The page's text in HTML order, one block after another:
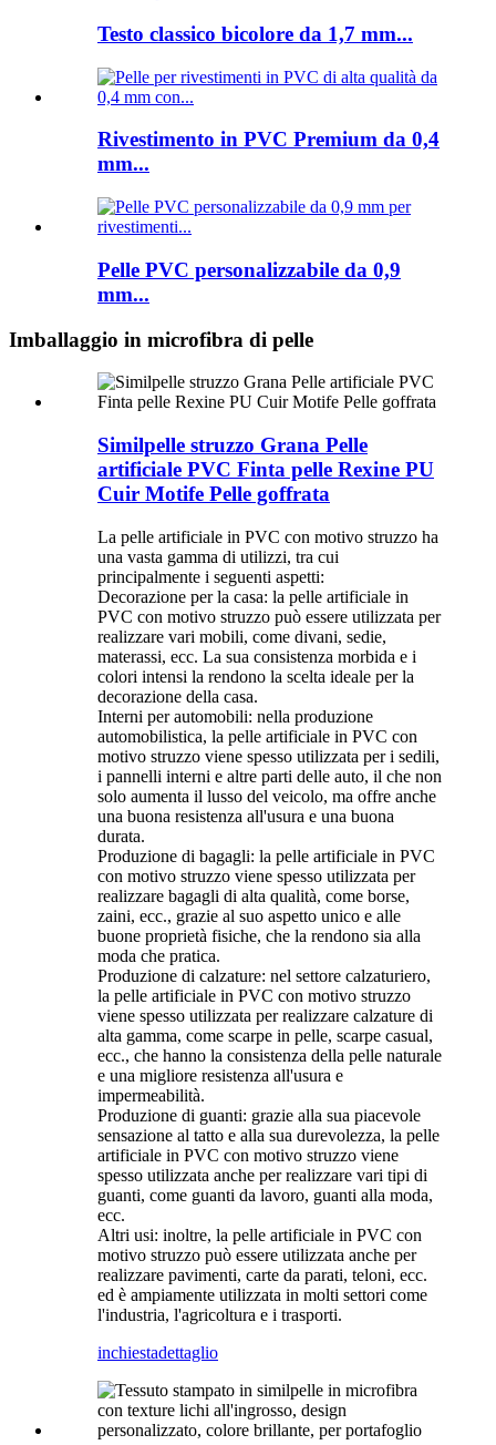
Testo classico bicolore da 1,7 mm...
Rivestimento in PVC Premium da 0,4
mm...
Pelle PVC personalizzabile da 0,9
mm...
Imballaggio in microfibra di pelle
Similpelle struzzo Grana Pelle
artificiale PVC Finta pelle Rexine PU
Cuir Motife Pelle goffrata
La pelle artificiale in PVC con motivo struzzo ha
una vasta gamma di utilizzi, tra cui
principalmente i seguenti aspetti:
Decorazione per la casa: la pelle artificiale in
PVC con motivo struzzo può essere utilizzata per
realizzare vari mobili, come divani, sedie,
materassi, ecc. La sua consistenza morbida e i
colori intensi la rendono la scelta ideale per la
decorazione della casa.
Interni per automobili: nella produzione
automobilistica, la pelle artificiale in PVC con
motivo struzzo viene spesso utilizzata per i sedili,
i pannelli interni e altre parti delle auto, il che non
solo aumenta il lusso del veicolo, ma offre anche
una buona resistenza all'usura e una buona
durata.
Produzione di bagagli: la pelle artificiale in PVC
con motivo struzzo viene spesso utilizzata per
realizzare bagagli di alta qualità, come borse,
zaini, ecc., grazie al suo aspetto unico e alle
buone proprietà fisiche, che la rendono sia alla
moda che pratica.
Produzione di calzature: nel settore calzaturiero,
la pelle artificiale in PVC con motivo struzzo
viene spesso utilizzata per realizzare calzature di
alta gamma, come scarpe in pelle, scarpe casual,
ecc., che hanno la consistenza della pelle naturale
e una migliore resistenza all'usura e
impermeabilità.
Produzione di guanti: grazie alla sua piacevole
sensazione al tatto e alla sua durevolezza, la pelle
artificiale in PVC con motivo struzzo viene
spesso utilizzata anche per realizzare vari tipi di
guanti, come guanti da lavoro, guanti alla moda,
ecc.
Altri usi: inoltre, la pelle artificiale in PVC con
motivo struzzo può essere utilizzata anche per
realizzare pavimenti, carte da parati, teloni, ecc.
ed è ampiamente utilizzata in molti settori come
l'industria, l'agricoltura e i trasporti.
inchiestadettaglio